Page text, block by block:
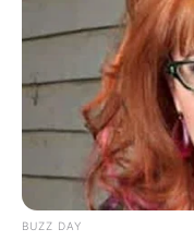
BUZZ DAY